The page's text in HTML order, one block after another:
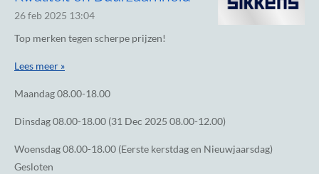
26 feb 2025 13:04
Top merken tegen scherpe prijzen!
Lees meer »
Maandag08.00-18.00
Dinsdag08.00-18.00 (31 Dec 2025 08.00-12.00)
Woensdag08.00-18.00 (Eerste kerstdag en Nieuwjaarsdag)
Gesloten